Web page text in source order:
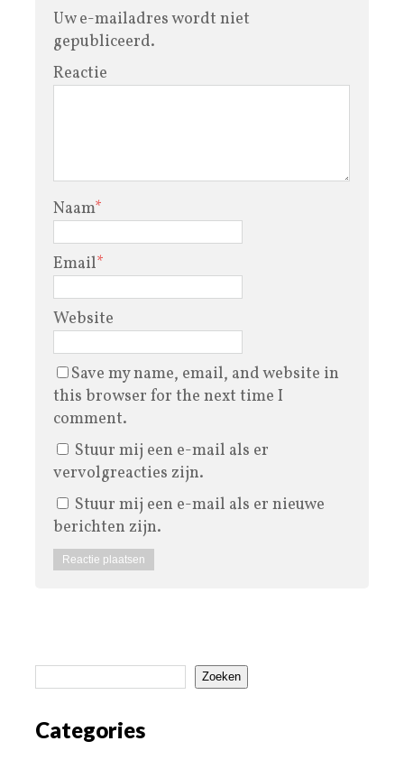
Uw e-mailadres wordt niet
gepubliceerd.
Reactie
Naam*
Email*
Website
Save my name, email, and website in
this browser for the next time I
comment.
Stuur mij een e-mail als er
vervolgreacties zijn.
Stuur mij een e-mail als er nieuwe
berichten zijn.
Zoeken
Categories